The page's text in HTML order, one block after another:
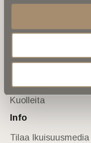
Muistokirjoituksia
Kuolema koskettaa
Asiantuntijoilta
Kuolleita
Info
Tilaa Ikuisuusmedia